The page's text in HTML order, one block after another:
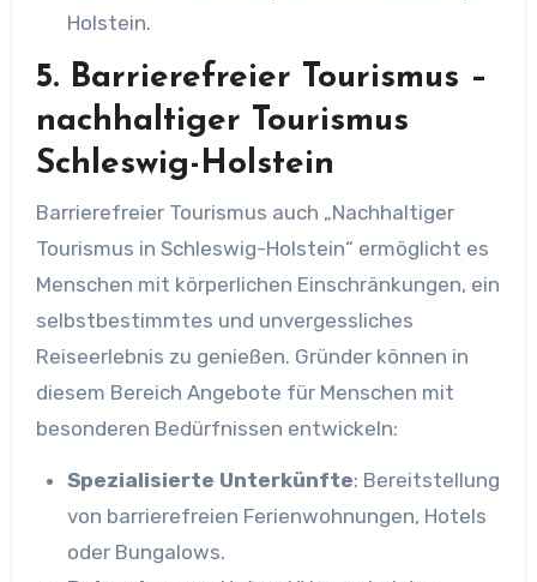
Holstein.
5. Barrierefreier Tourismus –
nachhaltiger Tourismus
Schleswig-Holstein
Barrierefreier Tourismus auch „Nachhaltiger
Tourismus in Schleswig-Holstein“ ermöglicht es
Menschen mit körperlichen Einschränkungen, ein
selbstbestimmtes und unvergessliches
Reiseerlebnis zu genießen. Gründer können in
diesem Bereich Angebote für Menschen mit
besonderen Bedürfnissen entwickeln:
Spezialisierte Unterkünfte: Bereitstellung
von barrierefreien Ferienwohnungen, Hotels
oder Bungalows.